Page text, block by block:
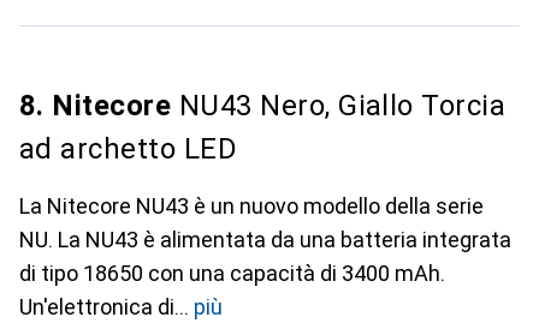
8. Nitecore NU43 Nero, Giallo Torcia
ad archetto LED
La Nitecore NU43 è un nuovo modello della serie
NU. La NU43 è alimentata da una batteria integrata
di tipo 18650 con una capacità di 3400 mAh.
Un'elettronica di
più